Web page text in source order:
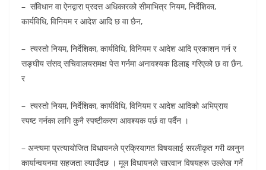
– संविधान वा ऐनद्वारा प्रदत्त अधिकारको सीमाभित्र नियम, निर्देशिका,
कार्यविधि, विनियम र आदेश आदि छ वा छैन,
– त्यस्तो नियम, निर्देशिका, कार्यविधि, विनियम र आदेश आदि प्रकाशन गर्न र
सङ्घीय संसद् सचिवालयसमक्ष पेस गर्नमा अनावश्यक ढिलाइ गरिएको छ वा छैन,
र
– त्यस्तो नियम, निर्देशिका, कार्यविधि, विनियम र आदेश आदिको अभिप्राय
स्पष्ट गर्नका लागि कुनै स्पष्टीकरण आवश्यक पर्छ वा पर्दैन ।
– अन्त्यमा प्रत्यायोजित विधायनले प्रक्रियागत विषयलाई सरलीकृत गरी कानुन
कार्यान्वयनमा सहजता ल्याउँदछ । मूल विधायनले सारवान विषयहरू उल्लेख गर्ने